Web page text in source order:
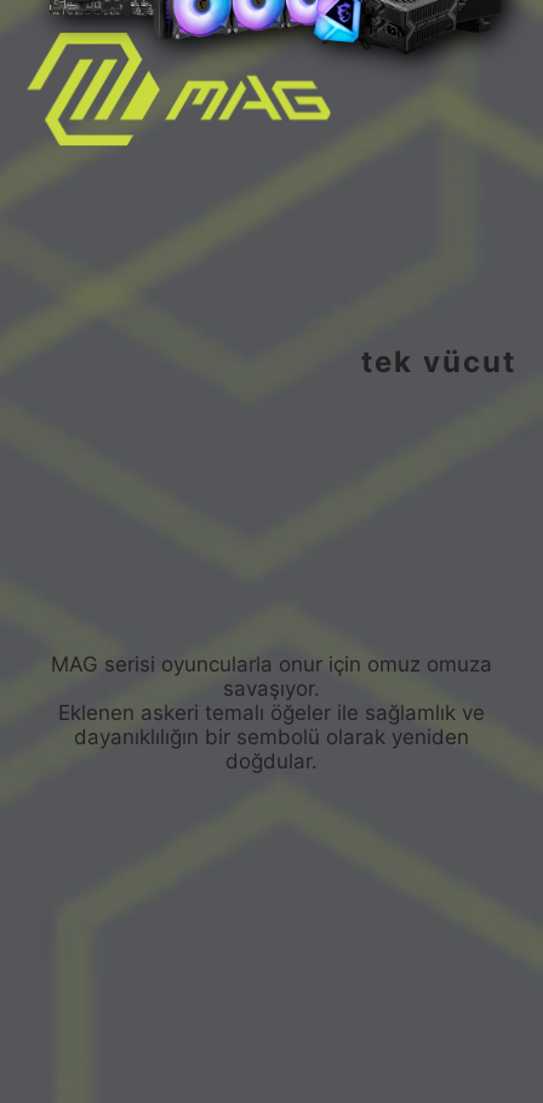
tek vücut
MAG serisi oyuncularla onur için omuz omuza
savaşıyor.
Eklenen askeri temalı öğeler ile sağlamlık ve
dayanıklılığın bir sembolü olarak yeniden
doğdular.